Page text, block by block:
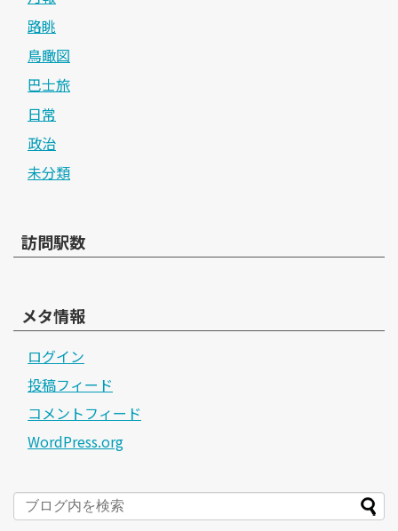
路眺
鳥瞰図
巴士旅
日常
政治
未分類
訪問駅数
メタ情報
ログイン
投稿フィード
コメントフィード
WordPress.org